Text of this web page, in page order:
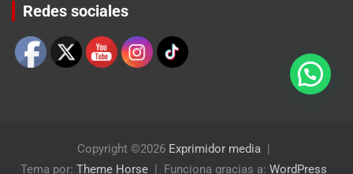
Redes sociales
Copyright ©2026 Exprimidor media
Tema por: Theme Horse Funciona gracias a: WordPress